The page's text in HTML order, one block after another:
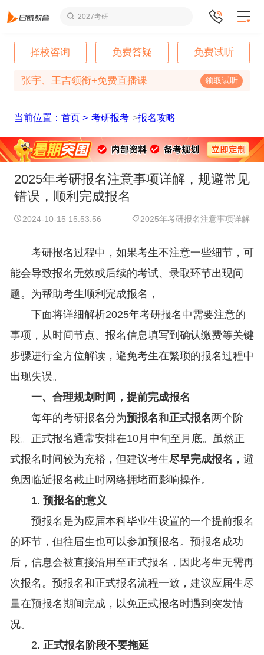
2027考研
择校咨询 免费答疑 免费试听
张宇、王吉领衔+免费直播课 领取试听
当前位置：首页 > 考研报考 >报名攻略
2025年考研报名注意事项详解，规避常见
错误，顺利完成报名
2024-10-15 15:53:56 2025年考研报名注意事项详解
考研报名过程中，如果考生不注意一些细节，可
能会导致报名无效或后续的考试、录取环节出现问
题。为帮助考生顺利完成报名，
下面将详细解析2025年考研报名中需要注意的
事项，从时间节点、报名信息填写到确认缴费等关键
步骤进行全方位解读，避免考生在繁琐的报名过程中
出现失误。
一、合理规划时间，提前完成报名
每年的考研报名分为预报名和正式报名两个阶
段。正式报名通常安排在10月中旬至月底。虽然正
式报名时间较为充裕，但建议考生尽早完成报名 ，避
免因临近报名截止时网络拥堵而影响操作。
1. 预报名的意义
预报名是为应届本科毕业生设置的一个提前报名
的环节，但往届生也可以参加预报名。预报名成功
后，信息会被直接沿用至正式报名，因此考生无需再
次报名。预报名和正式报名流程一致，建议应届生尽
量在预报名期间完成，以免正式报名时遇到突发情
况。
2. 正式报名阶段不要拖延